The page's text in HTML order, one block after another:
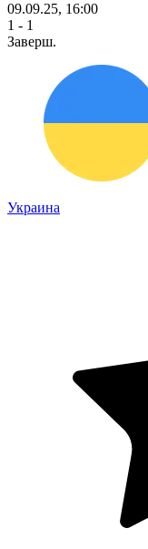
09.09.25, 16:00
1 - 1
Заверш.
Украина